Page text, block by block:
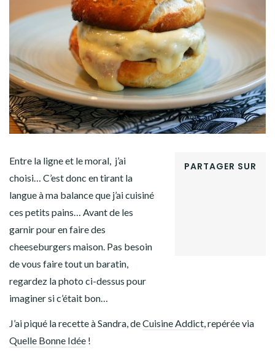
PARTAGER SUR
Entre la ligne et le moral, j’ai
choisi… C’est donc en tirant la
langue à ma balance que j’ai cuisiné
ces petits pains… Avant de les
garnir pour en faire des
cheeseburgers maison. Pas besoin
de vous faire tout un baratin,
regardez la photo ci-dessus pour
imaginer si c’était bon…
J’ai piqué la recette à Sandra, deCuisine Addict , repérée via
Quelle Bonne Idée !
Facebook
TwitterInstagram
Pinterest